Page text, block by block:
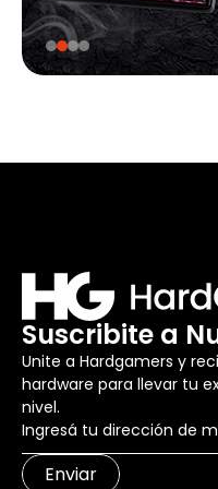
Suscribite a
Unite a Hardgamers y
hardware para llevar tu
nivel.
Enviar